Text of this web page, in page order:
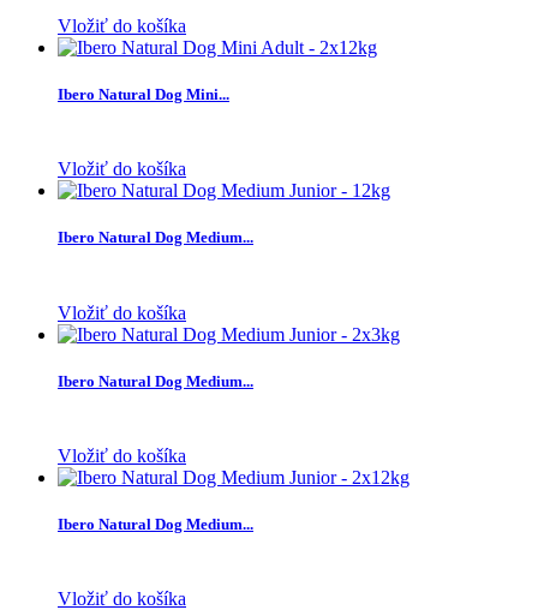
Vložiť do košíka
Ibero Natural Dog Mini...
Vložiť do košíka
Ibero Natural Dog Medium...
Vložiť do košíka
Ibero Natural Dog Medium...
Vložiť do košíka
Ibero Natural Dog Medium...
Vložiť do košíka